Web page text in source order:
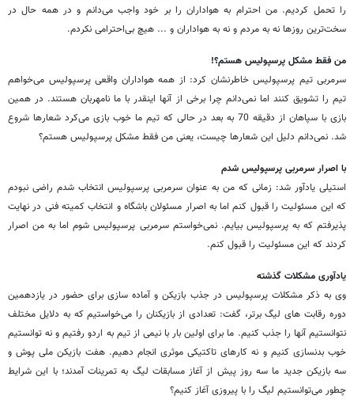
را تحمل کردیم. من احترام به هواداران را بر خود واجب می‌دانم و در همه حال در
سخت‌ترین روزها نه به مردم و نه به هواداران و ... هیچ بی‌احترامی نکردم.
من فقط مشکل پرسپولیس هستم؟!
سرمربی تیم پرسپولیس خاطرنشان کرد: از همه هواداران واقعی پرسپولیس می‌خواهم
تیم را تشویق کنند اما نمی‌دانم چرا برخی از آنها اینقدر با ما نامهربان هستند. در همین
بازی با سپاهان از دقیقه 70 به بعد در حالی که تیم ما خوب بازی می‌کرد شعارها شروع
شد. نمی‌دانم دلیل این شعارها چیست، یعنی من فقط مشکل پرسپولیس هستم؟
با اصرار سرمربی پرسپولیس شدم
استیلی یادآور شد: زمانی که من به عنوان سرمربی پرسپولیس انتخاب شدم راضی نبودم
که این مسئولیت را قبول کنم اما به اصرار مسئولان باشگاه و انتخاب کمیته فنی در نهایت
پذیرفتم که به پرسپولیس بیایم. نمی‌خواستم سرمربی پرسپولیس شوم اما به من اصرار
کردند که این مسئولیت را قبول کنم.
یادآوری مشکلات گذشته
وی به ذکر مشکلات پرسپولیس در جذب بازیکن و آماده سازی برای حضور در یازدهمین
دوره رقابت های لیگ برتر، گفت: تعدادی از بازیکنان را می‌خواستیم که به دلایل مختلف
نتوانستیم آنها را جذب کنیم. ما برای اولین بار با نیمی از تیم به اردو رفتیم و نه توانستیم
خوب بدنسازی کنیم و نه کارهای تاکتیکی موثری انجام دهیم. هفت بازیکن ملی پوش و
سه بازیکن جدید ما سه روز پیش از آغاز مسابقات لیگ به تمرینات آمدند؛ با این شرایط
چطور می‌توانستیم لیگ را با پیروزی آغاز کنیم؟